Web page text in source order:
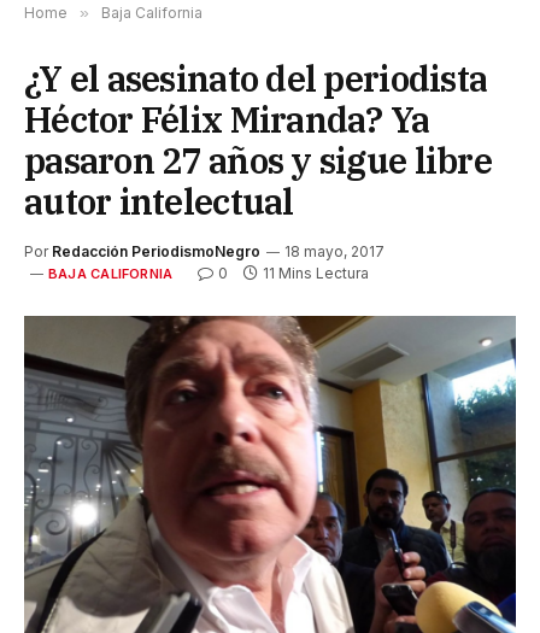
Home » Baja California
¿Y el asesinato del periodista
Héctor Félix Miranda? Ya
pasaron 27 años y sigue libre
autor intelectual
Por Redacción PeriodismoNegro 18 mayo, 2017
BAJA CALIFORNIA 0 11 Mins Lectura